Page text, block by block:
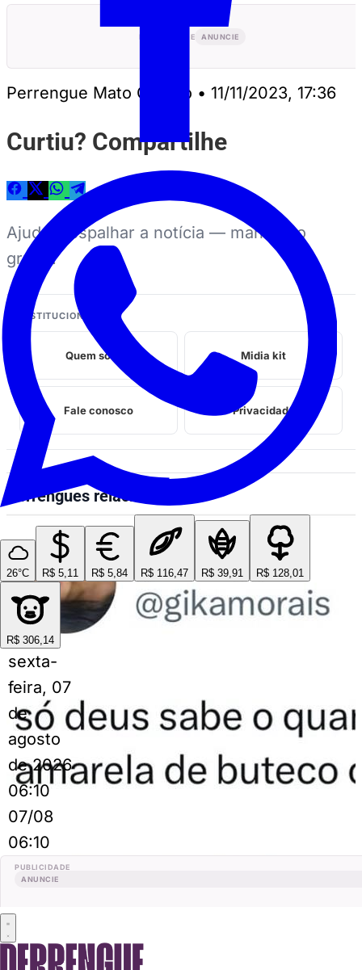
26°C R$ 5,11 R$ 5,84 R$ 116,47 R$ 39,91 R$ 128,01
R$ 306,14
sexta-
feira, 07
de
agosto
de 2026
06:10
07/08
06:10
PUBLICIDADE
ANUNCIE
PUBLICIDADE ANUNCIE
Perrengue Mato Grosso • 11/11/2023, 17:36
Curtiu? Compartilhe
Ajuda a espalhar a notícia — manda no
grupo.
INSTITUCIONAL
Quem somos Midia kit
Fale conosco Privacidade
Perrengues relacionados
MEMES DO VOVÔ